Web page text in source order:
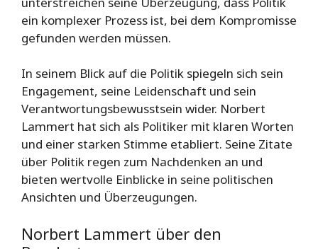
ein komplexer Prozess ist, bei dem Kompromisse
gefunden werden müssen.
In seinem Blick auf die Politik spiegeln sich sein
Engagement, seine Leidenschaft und sein
Verantwortungsbewusstsein wider. Norbert
Lammert hat sich als Politiker mit klaren Worten
und einer starken Stimme etabliert. Seine Zitate
über Politik regen zum Nachdenken an und
bieten wertvolle Einblicke in seine politischen
Ansichten und Überzeugungen.
Norbert Lammert über den